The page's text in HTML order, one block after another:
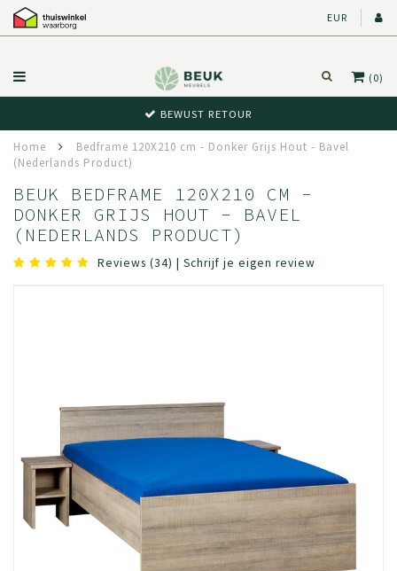
EUR
(0)
BEWUST RETOUR
Home
Bedframe 120X210 cm - Donker Grijs Hout - Bavel
(Nederlands Product)
BEUK BEDFRAME 120X210 CM -
DONKER GRIJS HOUT - BAVEL
(NEDERLANDS PRODUCT)
Reviews (34) | Schrijf je eigen review